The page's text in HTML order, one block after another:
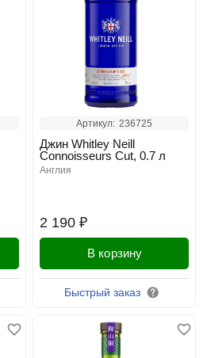
Артикул: 236725
2 190 ₽
Джин Whitley Neill
Connoisseurs Cut, 0.7 л
англия
В корзину
Быстрый заказ